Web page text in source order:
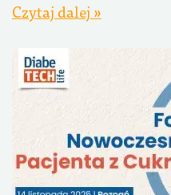
Czytaj dalej »